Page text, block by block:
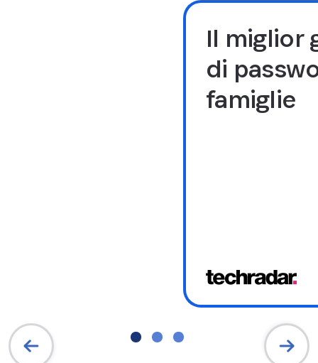
Il miglior
di
famiglie